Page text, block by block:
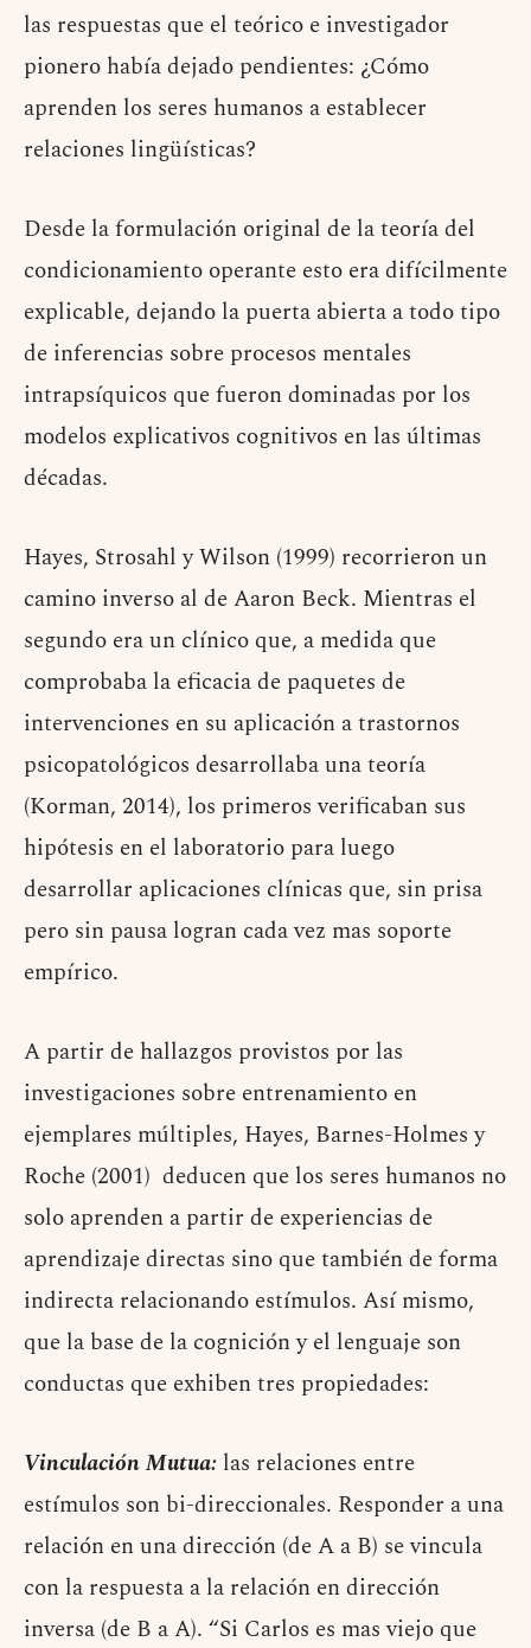
las respuestas que el teórico e investigador
pionero había dejado pendientes: ¿Cómo
aprenden los seres humanos a establecer
relaciones lingüísticas?
Desde la formulación original de la teoría del
condicionamiento operante esto era difícilmente
explicable, dejando la puerta abierta a todo tipo
de inferencias sobre procesos mentales
intrapsíquicos que fueron dominadas por los
modelos explicativos cognitivos en las últimas
décadas.
Hayes, Strosahl y Wilson (1999) recorrieron un
camino inverso al de Aaron Beck. Mientras el
segundo era un clínico que, a medida que
comprobaba la eficacia de paquetes de
intervenciones en su aplicación a trastornos
psicopatológicos desarrollaba una teoría
(Korman, 2014), los primeros verificaban sus
hipótesis en el laboratorio para luego
desarrollar aplicaciones clínicas que, sin prisa
pero sin pausa logran cada vez mas soporte
empírico.
A partir de hallazgos provistos por las
investigaciones sobre entrenamiento en
ejemplares múltiples, Hayes, Barnes-Holmes y
Roche (2001) deducen que los seres humanos no
solo aprenden a partir de experiencias de
aprendizaje directas sino que tambiénde forma
indirecta relacionando estímulos. Así mismo,
que la base de la cognición y el lenguaje son
conductas que exhiben tres propiedades:
Vinculación Mutua: las relaciones entre
estímulos son bi-direccionales. Responder a una
relación en una dirección (de A a B) se vincula
con la respuesta a la relación en dirección
inversa (de B a A). “Si Carlos es mas viejo que